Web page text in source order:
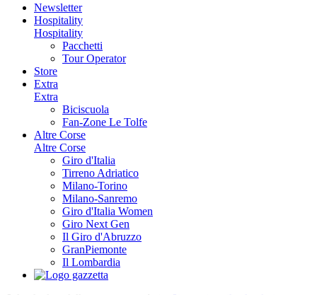
Newsletter
Hospitality
Hospitality
Pacchetti
Tour Operator
Store
Extra
Extra
Biciscuola
Fan-Zone Le Tolfe
Altre Corse
Altre Corse
Giro d'Italia
Tirreno Adriatico
Milano-Torino
Milano-Sanremo
Giro d'Italia Women
Giro Next Gen
Il Giro d'Abruzzo
GranPiemonte
Il Lombardia